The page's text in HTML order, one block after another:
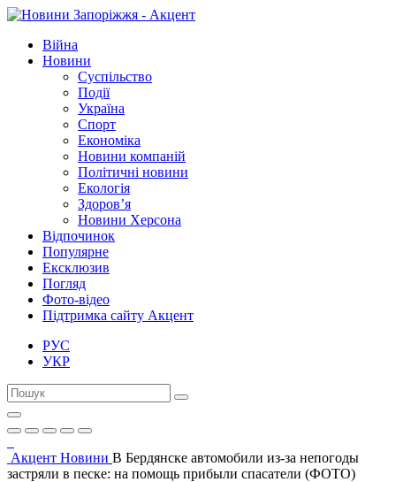
Війна
Новини
Суспільство
Події
Україна
Спорт
Економіка
Новини компаній
Політичні новини
Екологія
Здоров’я
Новини Херсона
Відпочинок
Популярне
Ексклюзив
Погляд
Фото-відео
Підтримка сайту Акцент
РУС
УКР
Акцент Новини В Бердянске автомобили из-за непогоды
застряли в песке: на помощь прибыли спасатели (ФОТО)